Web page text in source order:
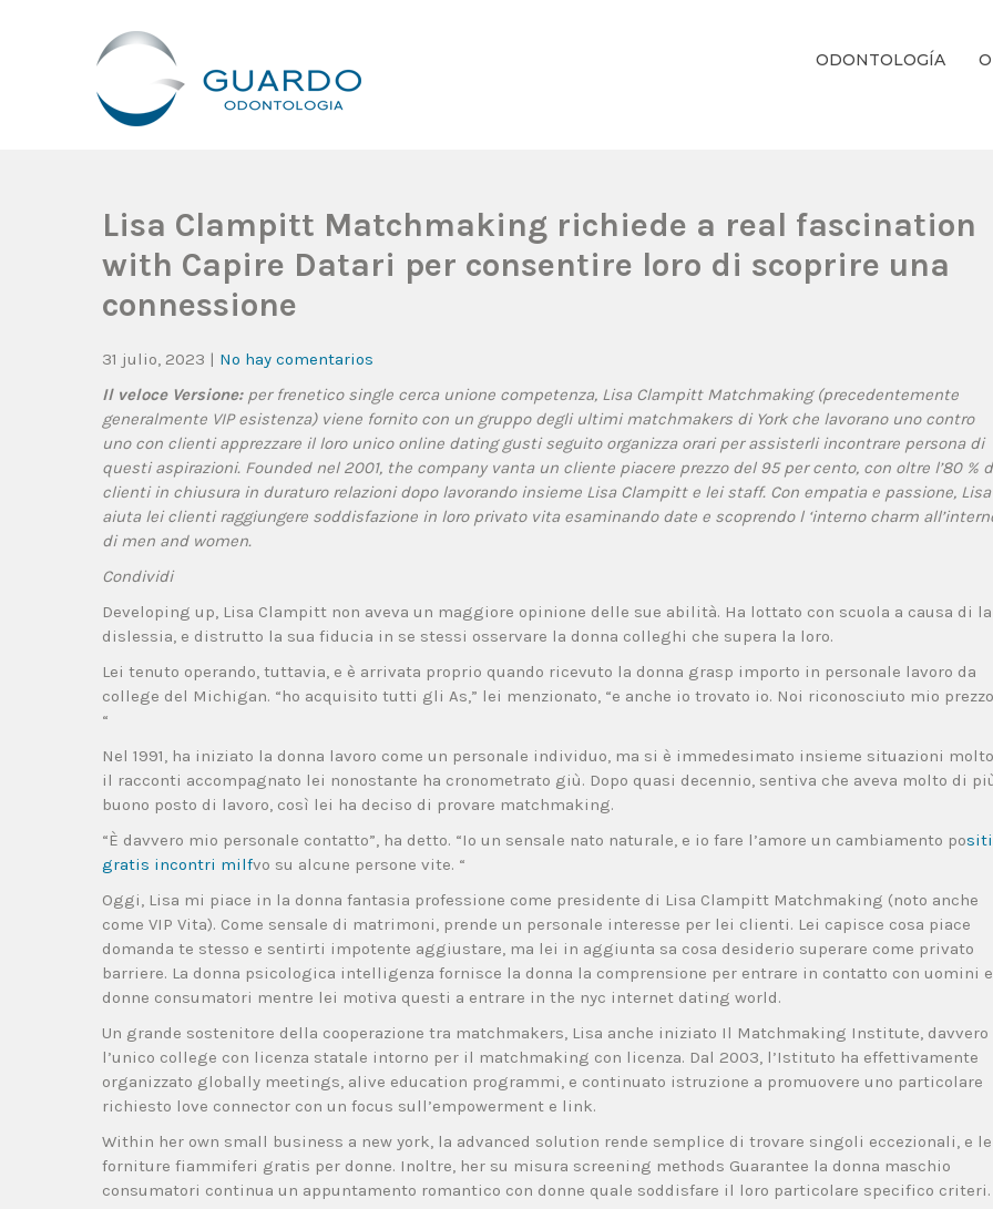
ODONTOLOGÍA
Lisa Clampitt Matchmaking richiede a real fascination
with Capire Datari per consentire loro di scoprire una
connessione
31 julio, 2023 | No hay comentarios
Il veloce Versione: per frenetico single cerca unione competenza, Lisa Clampitt Matchmaking (precedentemente
generalmente VIP esistenza) viene fornito con un gruppo degli ultimi matchmakers di York che lavorano uno contro
uno con clienti apprezzare il loro unico online dating gusti seguito organizza orari per assisterli incontrare persona di
questi aspirazioni. Founded nel 2001, the company vanta un cliente piacere prezzo del 95 per cento, con oltre l’80 %
clienti in chiusura in duraturo relazioni dopo lavorando insieme Lisa Clampitt e lei staff. Con empatia e passione, Lisa
aiuta lei clienti raggiungere soddisfazione in loro privato vita esaminando date e scoprendo l ‘interno charm
di men and women.
Condividi
Developing up, Lisa Clampitt non aveva un maggiore opinione delle sue abilità. Ha lottato con scuola a causa di la
dislessia, e distrutto la sua fiducia in se stessi osservare la donna colleghi che supera la loro.
Lei tenuto operando, tuttavia, e è arrivata proprio quando ricevuto la donna grasp importo in personale lavoro da
college del Michigan. “ho acquisito tutti gli As,” lei menzionato, “e anche io trovato io. Noi riconosciuto mio
“
Nel 1991, ha iniziato la donna lavoro come un personale individuo, ma si è immedesimato insieme situazioni molto
il racconti accompagnato lei nonostante ha cronometrato giù. Dopo quasi decennio, sentiva che aveva molto di
buono posto di lavoro, così lei ha deciso di provare matchmaking.
“È davvero mio personale contatto”, ha detto. “Io un sensale nato naturale, e io fare l’amore un cambiamento positi
gratis incontri milfvo su alcune persone vite. “
Oggi, Lisa mi piace in la donna fantasia professione come presidente di Lisa Clampitt Matchmaking (noto anche
come VIP Vita). Come sensale di matrimoni, prende un personale interesse per lei clienti. Lei capisce cosa piace
domanda te stesso e sentirti impotente aggiustare, ma lei in aggiunta sa cosa desiderio superare come privato
barriere. La donna psicologica intelligenza fornisce la donna la comprensione per entrare in contatto con uomini e
donne consumatori mentre lei motiva questi a entrare in the nyc internet dating world.
Un grande sostenitore della cooperazione tra matchmakers, Lisa anche iniziato Il Matchmaking Institute, davvero
l’unico college con licenza statale intorno per il matchmaking con licenza. Dal 2003, l’Istituto ha effettivamente
organizzato globally meetings, alive education programmi, e continuato istruzione a promuovere uno particolare
richiesto love connector con un focus sull’empowerment e link.
Within her own small business a new york, la advanced solution rende semplice di trovare singoli eccezionali, e
forniture fiammiferi gratis per donne. Inoltre, her su misura screening methods Guarantee la donna maschio
consumatori continua un appuntamento romantico con donne quale soddisfare il loro particolare specifico criteri.